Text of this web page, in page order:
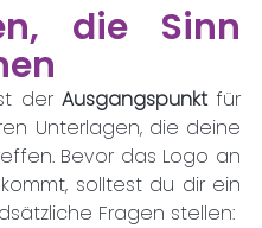
die Sinn
der Ausgangspunkt für
Unterlagen, die deine
Bevor das Logo an
solltest du dir ein
Fragen stellen: